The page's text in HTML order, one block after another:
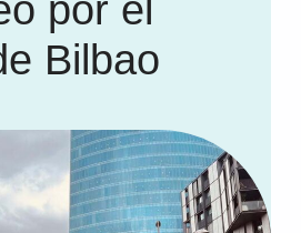
por el
Bilbao